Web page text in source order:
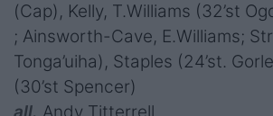
(Cap), Kelly, T.Williams (32’st
; Ainsworth-Cave, E.Williams;
Tonga’uiha), Staples (24’st.
(30’st Spencer)